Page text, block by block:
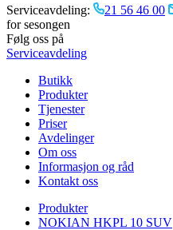
Serviceavdeling: 21 56 46 00
for sesongen
Følg oss på
Serviceavdeling
Butikk
Produkter
Tjenester
Priser
Avdelinger
Om oss
Informasjon og råd
Kontakt oss
Produkter
NOKIAN HKPL 10 SUV